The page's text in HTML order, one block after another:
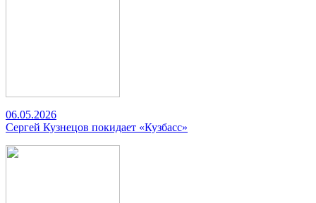
06.05.2026
Сергей Кузнецов покидает «Кузбасс»